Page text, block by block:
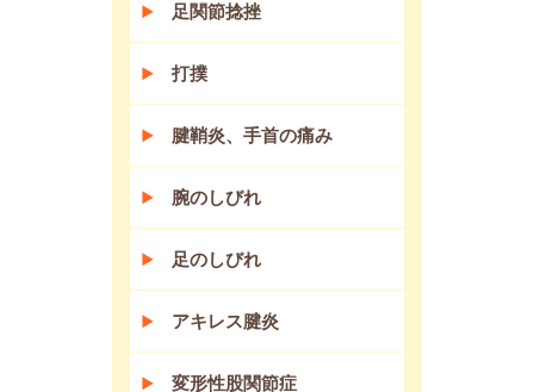
足関節捻挫
打撲
腱鞘炎、手首の痛み
腕のしびれ
足のしびれ
アキレス腱炎
変形性股関節症